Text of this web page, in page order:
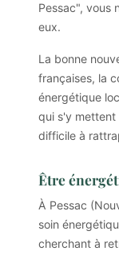
Pessac", vous
eux.
La bonne
françaises, la
énergétique
qui s'y mettent
difficile à
Être
À Pessac
soin
cherchant à